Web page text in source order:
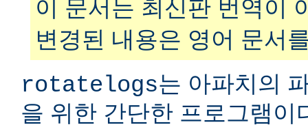
이 문서는 최신판 번역이
변경된 내용은 영어 문서
rotatelogs는 아파치의
을 위한 간단한 프로그램이